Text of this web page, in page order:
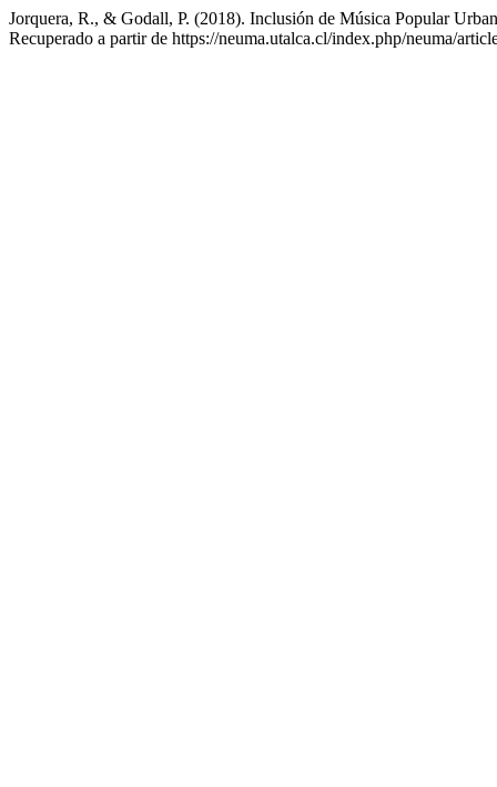
Jorquera, R., & Godall, P. (2018). Inclusión de Música Popular
Recuperado a partir de https://neuma.utalca.cl/index.php/neuma/